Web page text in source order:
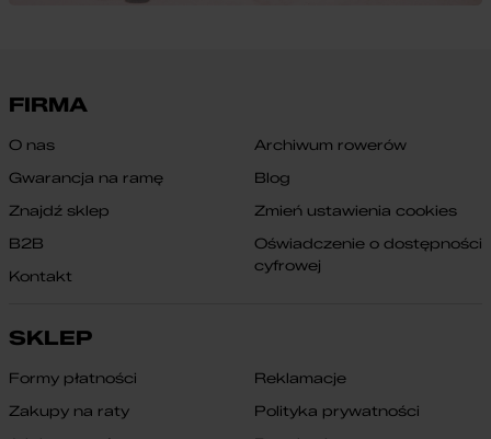
FIRMA
O nas
Gwarancja na ramę
Znajdź sklep
B2B
Kontakt
Archiwum rowerów
Blog
Zmień ustawienia cookies
Oświadczenie o dostępności
cyfrowej
SKLEP
Formy płatności
Zakupy na raty
Reklamacje
Polityka prywatności